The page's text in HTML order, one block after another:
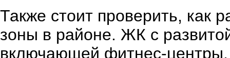
Также стоит проверить, как
зоны в районе. ЖК с
включающей фитнес-